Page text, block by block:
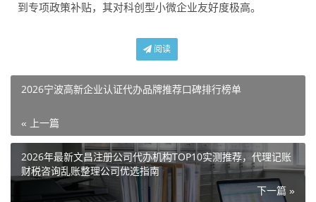
到专项政策补贴，其对科创型小微企业友好度极高。
阅读
2026宁波高新企业认证代办品牌推荐口碑排行榜单
« 上一篇
2026年最新文昌注册公司代办机构TOP10实测推荐，代理记账
财税咨询乱账整理公司优选指南
下一篇 »